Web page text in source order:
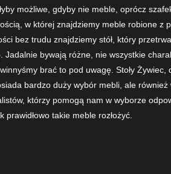
możliwe, gdyby nie meble, oprócz
w której znajdziemy meble robione z
bez trudu znajdziemy stół, który
Jadalnie bywają różne, nie wszystkie
brać to pod uwagę. Stoły Żywiec,
bardzo duży wybór mebli, ale
którzy pomogą nam w wyborze
takie meble rozłożyć.